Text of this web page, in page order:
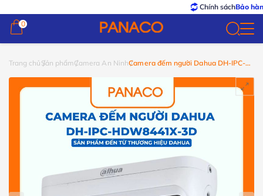
Chính sáchBảo hành –
0
0
Trang chủ Sản phẩmCamera An NinhCamera đếm người Dahua DH-IPC-